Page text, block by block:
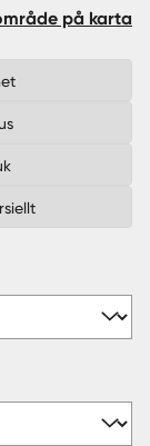
på karta